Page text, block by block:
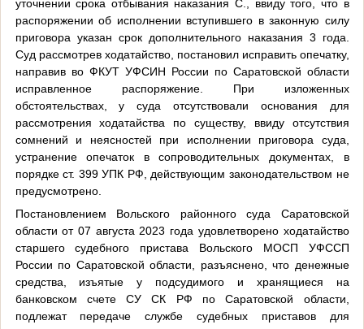
уточнении срока отбывания наказания С., ввиду того, что в
распоряжении об исполнении вступившего в законную силу
приговора указан срок дополнительного наказания 3 года.
Суд рассмотрев ходатайство, постановил исправить опечатку,
направив во ФКУТ УФСИН России по Саратовской области
исправленное распоряжение. При изложенных
обстоятельствах, у суда отсутствовали основания для
рассмотрения ходатайства по существу, ввиду отсутствия
сомнений и неясностей при исполнении приговора суда,
устранение опечаток в сопроводительных документах, в
порядке ст. 399 УПК РФ, действующим законодательством не
предусмотрено.
Постановлением Вольского районного суда Саратовской
области от 07 августа 2023 года удовлетворено ходатайство
старшего судебного пристава Вольского МОСП УФССП
России по Саратовской области, разъяснено, что денежные
средства, изъятые у подсудимого и хранящиеся на
банковском счете СУ СК РФ по Саратовской области,
подлежат передаче службе судебных приставов для